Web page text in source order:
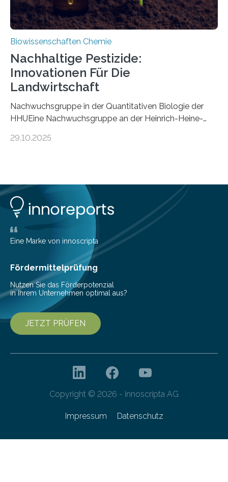
Biowissenschaften Chemie
Nachhaltige Pestizide:
Innovationen Für Die
Landwirtschaft
Nachwuchsgruppe in der Quantitativen Biologie der
HHUEine Nachwuchsgruppe an der Heinrich-Heine-
fünf Jahren erforschen, wie Bakterien auf
Insektenblume. Das Bundesministerium für Forschung,
Technologie und Raumfahrt (BMFTR) fördert das
Projekt im Rahmen der Nationalen
Bioökonomiestrategie mit rund 2,7 Millionen Euro.
Pestizide sind äußerst wichtig, um die globale
Ernährung zu sichern. Ohne sie besteht die weltweite
Gefahr erheblicher…
29.10.2025
Eine Marke von innoscripta
Fördermittelprüfung
Nutzen Sie das Förderpotenzial
in Ihrem Unternehmen optimal aus?
JETZT PRÜFEN
Copyright © 2026 - innoscripta AG
Impressum Datenschutz